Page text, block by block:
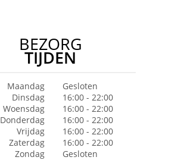
BEZORG
TIJDEN
Maandag
Gesloten
Dinsdag
16:00 - 22:00
Woensdag
16:00 - 22:00
Donderdag
16:00 - 22:00
Vrijdag
16:00 - 22:00
Zaterdag
16:00 - 22:00
Zondag
Gesloten